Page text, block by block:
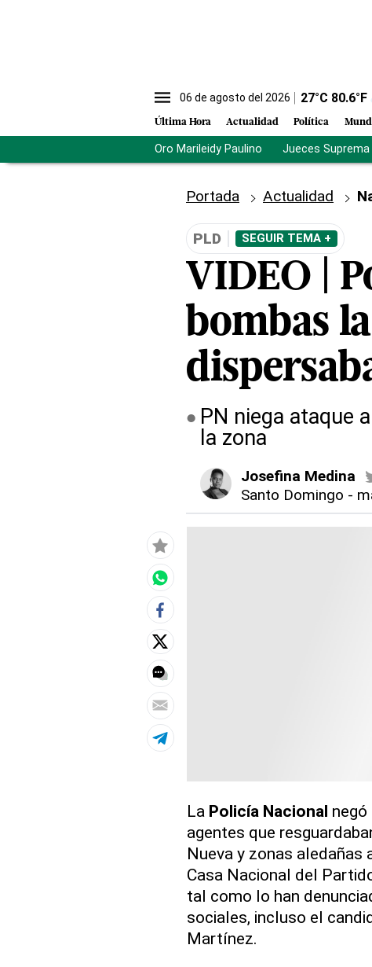
06 de agosto del 2026 27°C 80.6°F
Última Hora Actualidad Política
Oro Marileidy Paulino Jueces
Portada Actualidad
PLD SEGUIR TEMA +
VIDEO |
bombas
PN niega ataque
la zona
Josefina Medina
Santo Domingo -
La Policía Nacional
agentes que
Nueva y zonas aledañas
Casa Nacional del
tal como lo han
sociales, incluso el
Martínez.